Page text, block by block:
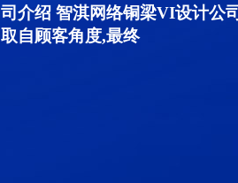
司介绍 智淇网络铜梁VI设计公
取自顾客角度,最终